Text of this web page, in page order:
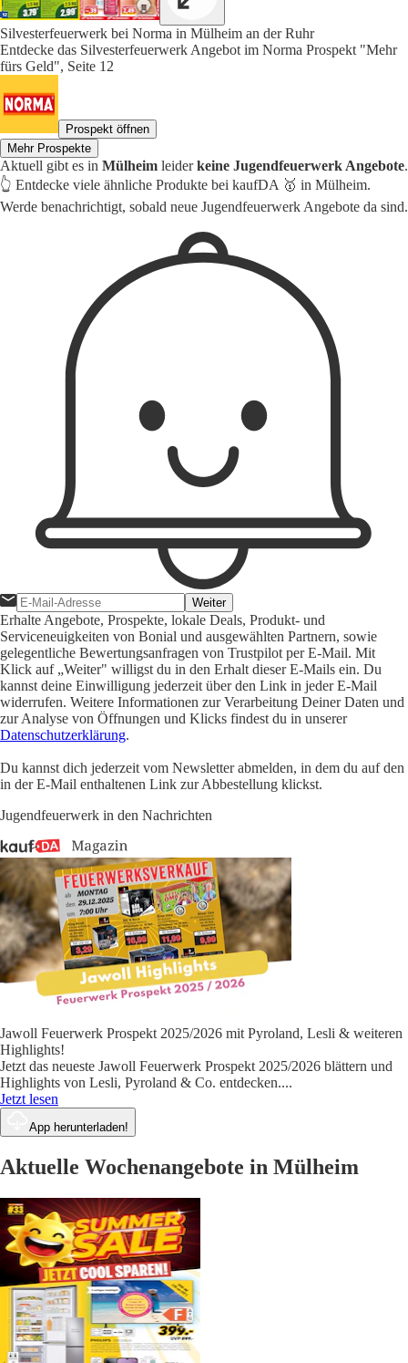
Silvesterfeuerwerk bei Norma in Mülheim an der Ruhr
Entdecke das Silvesterfeuerwerk Angebot im Norma Prospekt "Mehr
fürs Geld", Seite 12
Prospekt öffnen
Mehr Prospekte
Aktuell gibt es in Mülheim leiderkeine Jugendfeuerwerk Angebote.
👆 Entdecke viele ähnliche Produkte bei kaufDA 🥇 in Mülheim.
Werde benachrichtigt, sobald neue Jugendfeuerwerk Angebote da sind.
Weiter
Erhalte Angebote, Prospekte, lokale Deals, Produkt- und
Serviceneuigkeiten von Bonial und ausgewählten Partnern, sowie
gelegentliche Bewertungsanfragen von Trustpilot per E-Mail. Mit
Klick auf „Weiter" willigst du in den Erhalt dieser E-Mails ein. Du
kannst deine Einwilligung jederzeit über den Link in jeder E-Mail
widerrufen. Weitere Informationen zur Verarbeitung Deiner Daten und
zur Analyse von Öffnungen und Klicks findest du in unserer
Datenschutzerklärung.
Du kannst dich jederzeit vom Newsletter abmelden, in dem du auf den
in der E-Mail enthaltenen Link zur Abbestellung klickst.
Jugendfeuerwerk in den Nachrichten
Jawoll Feuerwerk Prospekt 2025/2026 mit Pyroland, Lesli & weiteren
Highlights!
Jetzt das neueste Jawoll Feuerwerk Prospekt 2025/2026 blättern und
Highlights von Lesli, Pyroland & Co. entdecken....
Jetzt lesen
App herunterladen!
Aktuelle Wochenangebote in Mülheim